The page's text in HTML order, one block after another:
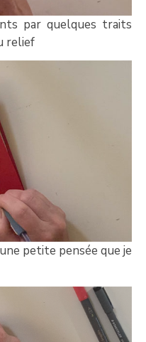
par quelques traits
relief
petite pensée que je